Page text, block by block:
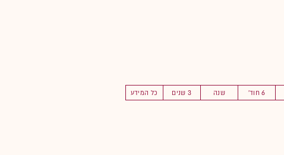
6 חוד' שנה 3 שנים כל המידע